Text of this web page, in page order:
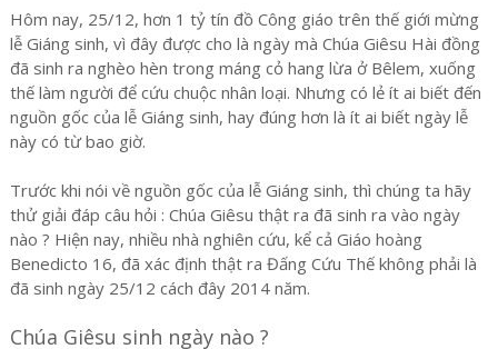
Hôm nay, 25/12, hơn 1 tỷ tín đồ Công giáo trên thế giới mừng
lễ Giáng sinh, vì đây được cho là ngày mà Chúa Giêsu Hài đồng
đã sinh ra nghèo hèn trong máng cỏ hang lừa ở Bêlem, xuống
thế làm người để cứu chuộc nhân loại. Nhưng có lẻ ít ai biết đến
nguồn gốc của lễ Giáng sinh, hay đúng hơn là ít ai biết ngày lễ
này có từ bao giờ.
Trước khi nói về nguồn gốc của lễ Giáng sinh, thì chúng ta hãy
thử giải đáp câu hỏi : Chúa Giêsu thật ra đã sinh ra vào ngày
nào ? Hiện nay, nhiều nhà nghiên cứu, kể cả Giáo hoàng
Benedicto 16, đã xác định thật ra Đấng Cứu Thế không phải là
đã sinh ngày 25/12 cách đây 2014 năm.
Chúa Giêsu sinh ngày nào ?